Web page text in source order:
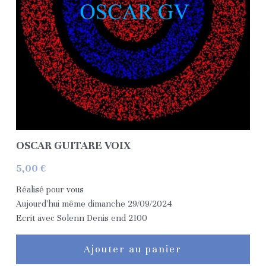
Contact
Réseaux
L'artiste au grand coeur
Pass Culture
Espace Réservé aux Fans
Premium All Accès (Payant)
Médias Exclusifs
Espace avant-première
Connexion /S'inscrire
Rechercher
OSCAR GUITARE VOIX
5,00 €
Réalisé pour vous
Aujourd'hui même dimanche 29/09/2024
Ecrit avec Solenn Denis end 2100
Ajouter au panier